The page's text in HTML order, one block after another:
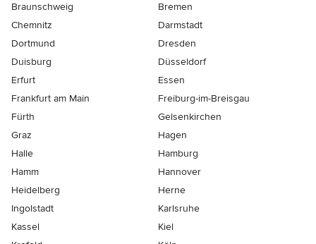
Braunschweig
Bremen
Chemnitz
Darmstadt
Dortmund
Dresden
Duisburg
Düsseldorf
Erfurt
Essen
Frankfurt am Main
Freiburg-im-Breisgau
Fürth
Gelsenkirchen
Graz
Hagen
Halle
Hamburg
Hamm
Hannover
Heidelberg
Herne
Ingolstadt
Karlsruhe
Kassel
Kiel